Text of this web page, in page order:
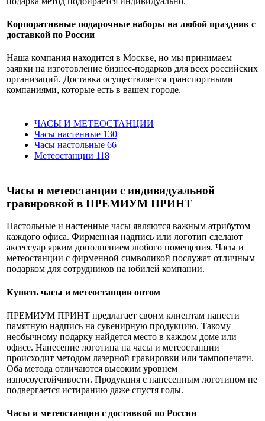
Корпоративные подарочные наборы на любой праздник с
доставкой по России
Наша компания находится в Москве, но мы принимаем
заявки на изготовление бизнес-подарков для всех российских
организаций. Доставка осуществляется транспортными
компаниями, которые есть в вашем городе.
ЧАСЫ И МЕТЕОСТАНЦИИ
Часы настенные 130
Часы настольные 66
Метеостанции 118
Часы и метеостанции с индивидуальной
гравировкой в ПРЕМИУМ ПРИНТ
Настольные и настенные часы являются важным атрибутом
каждого офиса. Фирменная надпись или логотип сделают
аксессуар ярким дополнением любого помещения. Часы и
метеостанции с фирменной символикой послужат отличным
подарком для сотрудников на юбилей компании.
Купить часы и метеостанции оптом
ПРЕМИУМ ПРИНТ предлагает своим клиентам нанести
памятную надпись на сувенирную продукцию. Такому
необычному подарку найдется место в каждом доме или
офисе. Нанесение логотипа на часы и метеостанции
происходит методом лазерной гравировки или тампопечати.
Оба метода отличаются высоким уровнем
износоустойчивости. Продукция с нанесенным логотипом не
подвергается истиранию даже спустя годы.
Часы и метеостанции с доставкой по России